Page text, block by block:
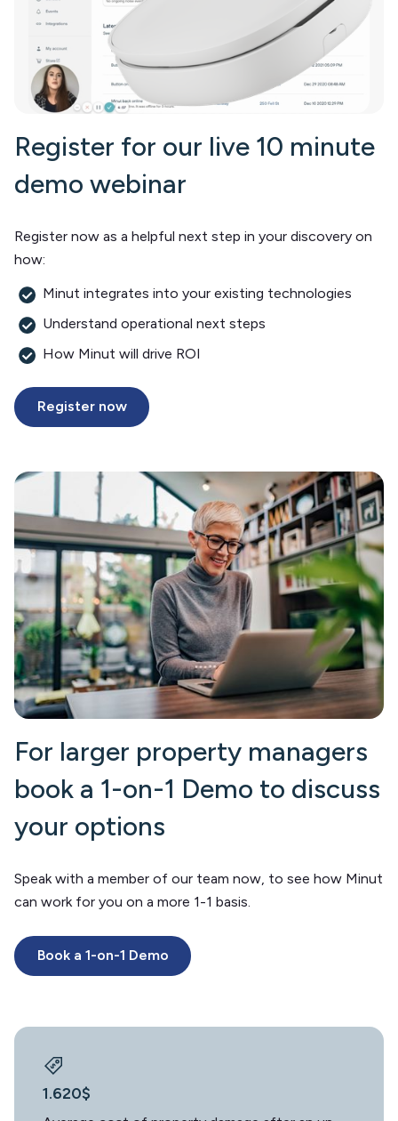
Register for our live 10 minute
demo webinar
Register now as a helpful next step in your discovery on
how:
Minut integrates into your existing technologies
Understand operational next steps
How Minut will drive ROI
Register now
For larger property managers
book a 1-on-1 Demo to discuss
your options
Speak with a member of our team now, to see how Minut
can work for you on a more 1-1 basis.
Book a 1-on-1 Demo
1.620$